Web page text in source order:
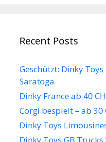
Recent Posts
Geschützt: Dinky
Saratoga
Dinky France ab 40
Corgi bespielt – ab 30
Dinky Toys
Dinky Toys GB